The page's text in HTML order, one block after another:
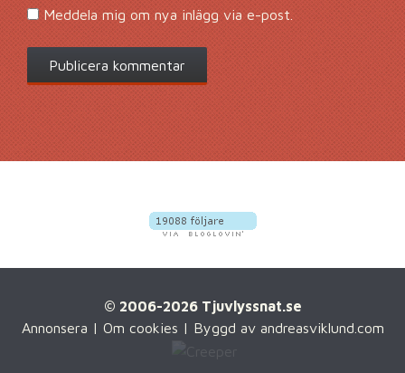
Meddela mig om nya inlägg via e-post.
© 2006-2026 Tjuvlyssnat.se
Annonsera | Om cookies | Byggd av andreasviklund.com